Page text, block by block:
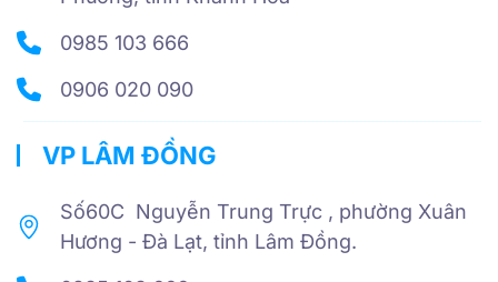
0985 103 666
0906 020 090
VP LÂM ĐỒNG
Số60C Nguyễn Trung Trực , phường Xuân
Hương - Đà Lạt, tỉnh Lâm Đồng.